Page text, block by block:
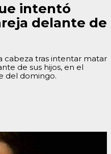
intentó
delante de
cabeza tras intentar matar
de sus hijos, en el
del domingo.